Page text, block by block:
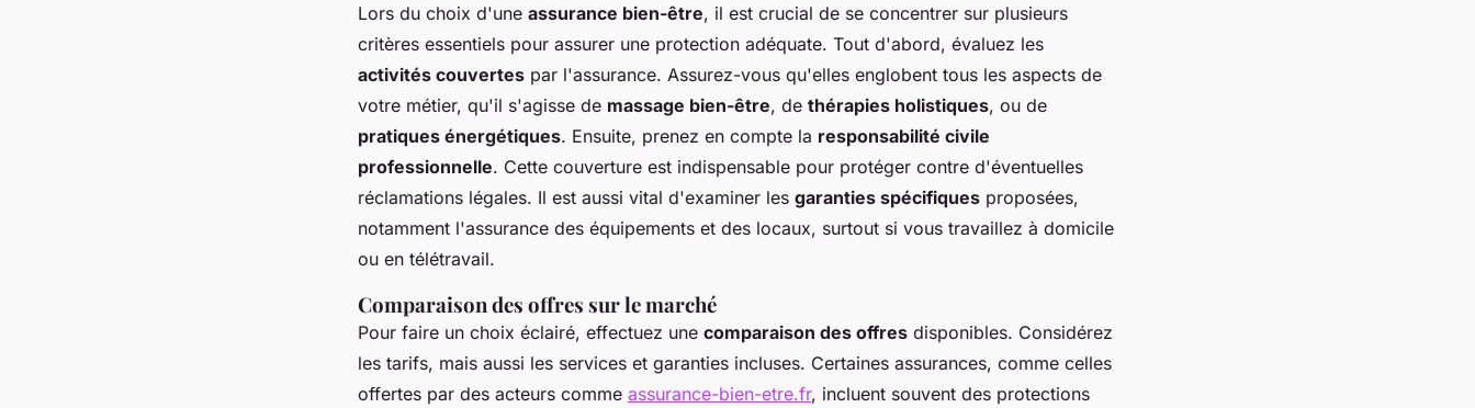
Lors du choix d'une assurance bien-être, il est crucial de se concentrer sur plusieurs
critères essentiels pour assurer une protection adéquate. Tout d'abord, évaluez les
activités couvertes par l'assurance. Assurez-vous qu'elles englobent tous les aspects de
votre métier, qu'il s'agisse de massage bien-être, de thérapies holistiques, ou de
pratiques énergétiques. Ensuite, prenez en compte la responsabilité civile
professionnelle. Cette couverture est indispensable pour protéger contre d'éventuelles
réclamations légales. Il est aussi vital d'examiner les garanties spécifiques proposées,
notamment l'assurance des équipements et des locaux, surtout si vous travaillez à domicile
ou en télétravail.
Comparaison des offres sur le marché
Pour faire un choix éclairé, effectuez une comparaison des offres disponibles. Considérez
les tarifs, mais aussi les services et garanties incluses. Certaines assurances, comme celles
offertes par des acteurs comme assurance-bien-etre.fr, incluent souvent des protections